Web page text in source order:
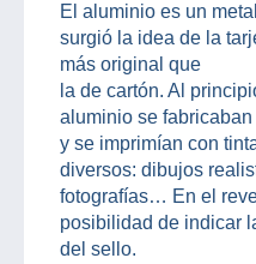
El aluminio es un
surgió la idea de la
más original que
la de cartón. Al
aluminio se
y se imprimían con
diversos: dibujos
fotografías… En el
posibilidad de indicar
del sello.